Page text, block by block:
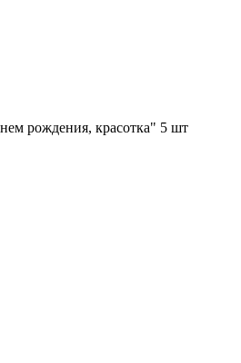
рождения, красотка" 5 шт